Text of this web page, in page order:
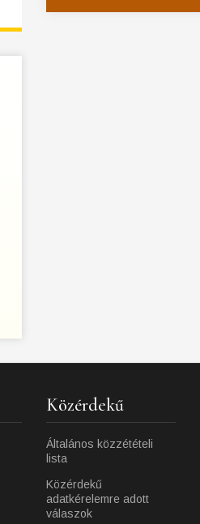
Közérdekű
Általános közzétételi
lista
Közérdekű
adatkérelemre adott
válaszok